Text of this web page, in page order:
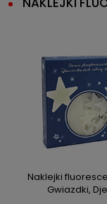
Naklejki
Gwiazdki,